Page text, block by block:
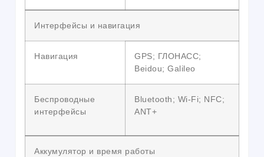
Интерфейсы и навигация
Навигация
GPS; ГЛОНАСС;
Beidou; Galileo
Беспроводные
интерфейсы
Bluetooth; Wi-Fi; NFC;
ANT+
Аккумулятор и время работы